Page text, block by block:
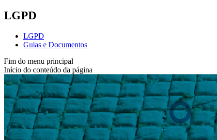
LGPD
LGPD
Guias e Documentos
Fim do menu principal
Início do conteúdo da página